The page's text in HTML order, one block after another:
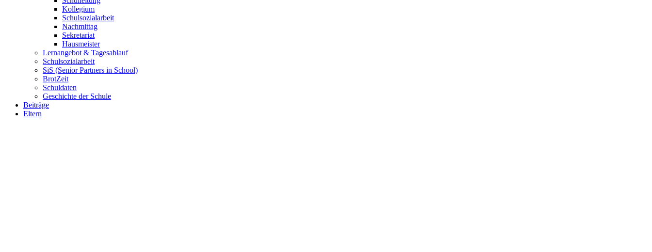
Kollegium
Schulsozialarbeit
Nachmittag
Sekretariat
Hausmeister
Lernangebot & Tagesablauf
Schulsozialarbeit
SiS (Senior Partners in School)
BrotZeit
Schuldaten
Geschichte der Schule
Beiträge
Eltern